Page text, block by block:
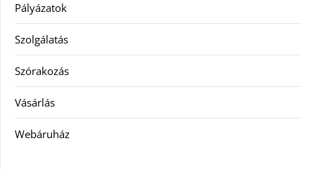
Pályázatok
Szolgálatás
Szórakozás
Vásárlás
Webáruház